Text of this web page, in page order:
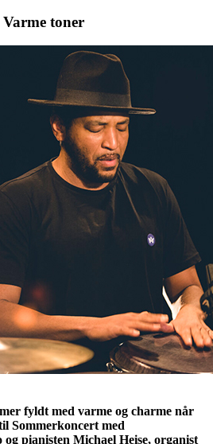
toner
fyldt med varme og charme når
Sommerkoncert med
pianisten Michael Heise, organist